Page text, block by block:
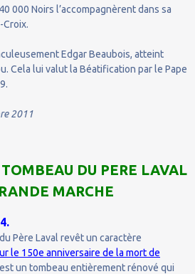
000 Noirs l’accompagnèrent dans sa
Croix.
Edgar Beaubois, atteint
Cela lui valut la Béatification par le Pape
2011
DU PERE LAVAL
MARCHE
Père Laval revêt un caractère
le 150e anniversaire de la mort de
un tombeau entièrement rénové qui